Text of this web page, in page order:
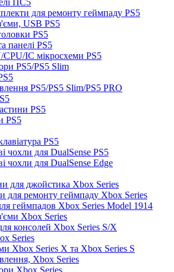
для ремонту геймпаду PS5
USB PS5
PS5
панелі PS5
CPU/IC мікросхеми PS5
PS5/PS5 Slim
PS5/PS5 Slim/PS5 PRO
PS5
PS5
PS5
чохли для DualSense PS5
чохли для DualSense Edge
для джойстика Xbox Series
для ремонту геймпаду Xbox Series
геймпадов Xbox Series Model 1914
Xbox Series
консолей Xbox Series S/X
Series
Xbox Series X та Xbox Series S
Xbox Series
Xbox Series